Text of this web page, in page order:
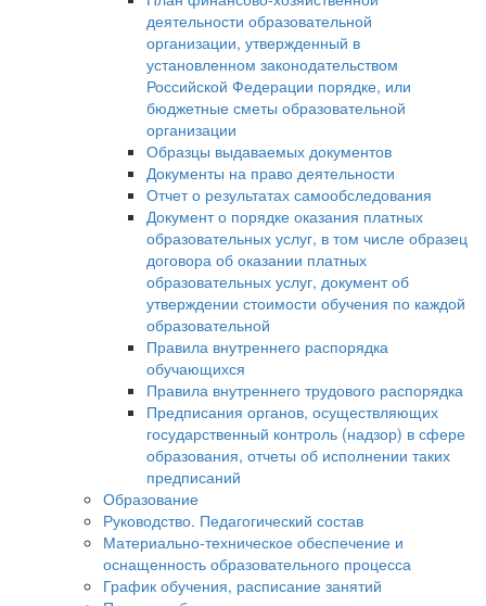
деятельности образовательной
организации, утвержденный в
установленном законодательством
Российской Федерации порядке, или
бюджетные сметы образовательной
организации
Образцы выдаваемых документов
Документы на право деятельности
Отчет о результатах самообследования
Документ о порядке оказания платных
образовательных услуг, в том числе образец
договора об оказании платных
образовательных услуг, документ об
утверждении стоимости обучения по каждой
образовательной
Правила внутреннего распорядка
обучающихся
Правила внутреннего трудового распорядка
Предписания органов, осуществляющих
государственный контроль (надзор) в сфере
образования, отчеты об исполнении таких
предписаний
Образование
Руководство. Педагогический состав
Материально-техническое обеспечение и
оснащенность образовательного процесса
График обучения, расписание занятий